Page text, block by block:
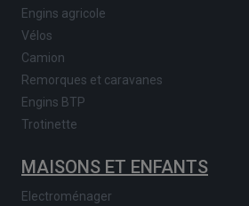
Engins agricole
Vélos
Camion
Remorques et caravanes
Engins BTP
Trotinette
MAISONS ET ENFANTS
Electroménager